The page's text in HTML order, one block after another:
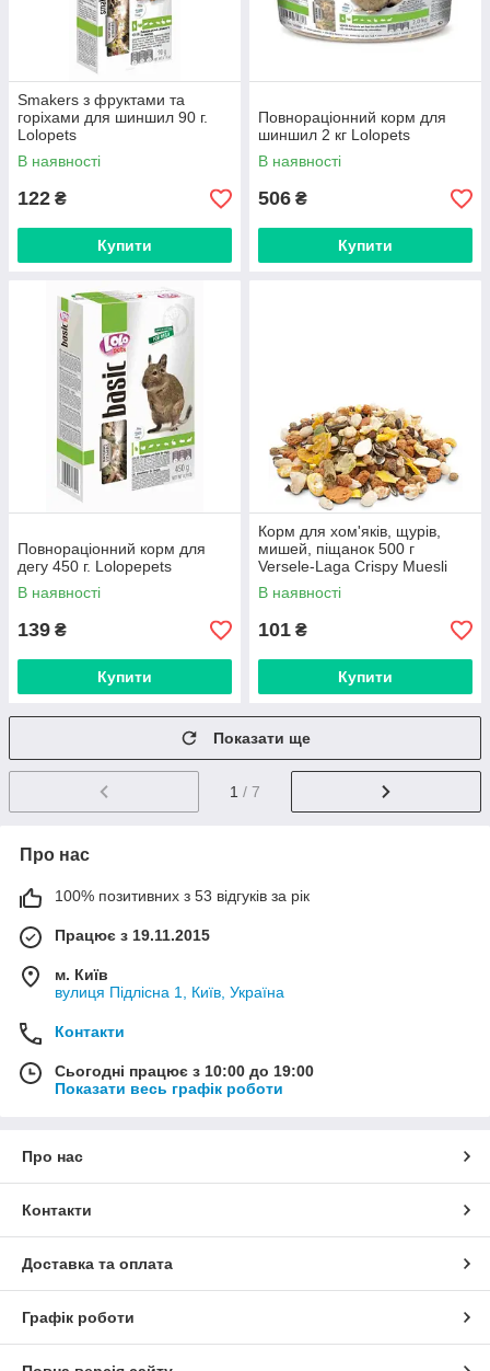
Smakers з фруктами та
горіхами для шиншил 90 г.
Lolopets
В наявності
122 ₴
Купити
Повнораціонний корм для
шиншил 2 кг Lolopets
В наявності
506 ₴
Купити
Повнораціонний корм для
дегу 450 г. Lolopepets
В наявності
139 ₴
Купити
Корм для хом'яків, щурів,
мишей, піщанок 500 г
Versele-Laga Crispy Muesli
Hamster зернова суміш (на
вагу)
В наявності
101 ₴
Купити
Показати ще
1 / 7
Про нас
100% позитивних з 53 відгуків за рік
Працює з 19.11.2015
м. Київ
вулиця Підлісна 1, Київ, Україна
Контакти
Сьогодні працює з 10:00 до 19:00
Показати весь графік роботи
Про нас
Контакти
Доставка та оплата
Графік роботи